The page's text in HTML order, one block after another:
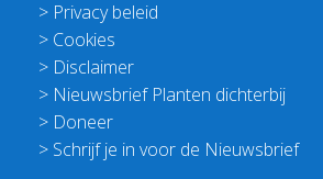
> Privacy beleid
> Cookies
> Disclaimer
> Nieuwsbrief Planten dichterbij
> Doneer
> Schrijf je in voor de Nieuwsbrief